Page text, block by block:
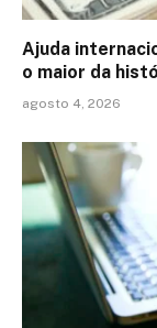
Ajuda
o maior da
agosto 4, 2026